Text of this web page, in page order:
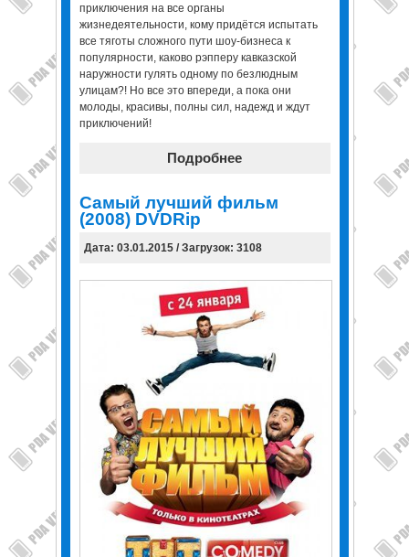
приключения на все органы
жизнедеятельности, кому придётся испытать
все тяготы сложного пути шоу-бизнеса к
популярности, каково рэпперу кавказской
наружности гулять одному по безлюдным
улицам?! Но все это впереди, а пока они
молоды, красивы, полны сил, надежд и ждут
приключений!
Подробнее
Самый лучший фильм
(2008) DVDRip
Дата: 03.01.2015 / Загрузок: 3108